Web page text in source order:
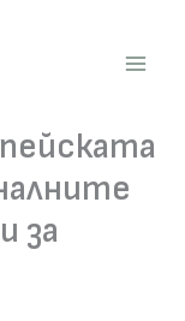
за